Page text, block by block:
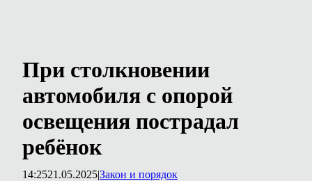
При столкновении
автомобиля с опорой
освещения пострадал
ребёнок
14:2521.05.2025|Закон и порядок